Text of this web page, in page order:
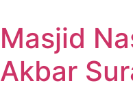
konten
Masjid
Akbar